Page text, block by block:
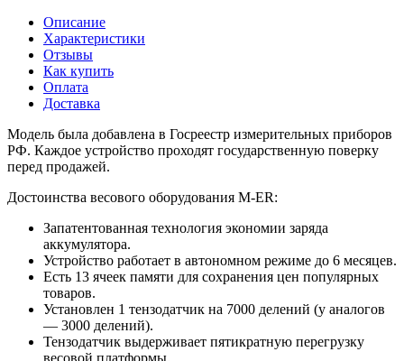
Описание
Характеристики
Отзывы
Как купить
Оплата
Доставка
Модель была добавлена в Госреестр измерительных приборов
РФ. Каждое устройство проходят государственную поверку
перед продажей.
Достоинства весового оборудования M-ER:
Запатентованная технология экономии заряда
аккумулятора.
Устройство работает в автономном режиме до 6 месяцев.
Есть 13 ячеек памяти для сохранения цен популярных
товаров.
Установлен 1 тензодатчик на 7000 делений (у аналогов
— 3000 делений).
Тензодатчик выдерживает пятикратную перегрузку
весовой платформы.